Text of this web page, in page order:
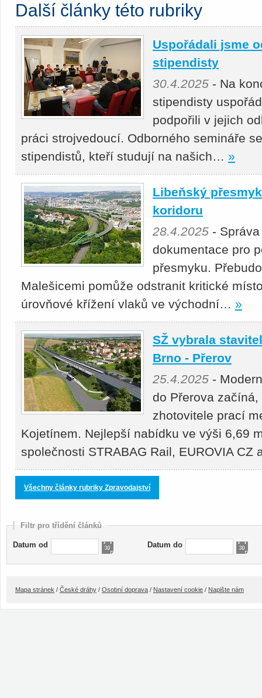
Další články této rubriky
Uspořádali jsme
stipendisty
30.4.2025 - Na
stipendisty
podpořili v jejich
práci strojvedoucí. Odborného semináře
stipendistů, kteří studují na našich… »
Libeňský
koridoru
28.4.2025 -
dokumentace pro
přesmyku.
Malešicemi pomůže odstranit kritické
úrovňové křížení vlaků ve východní… »
SŽ vybrala
Brno - Přerov
25.4.2025 -
do Přerova
zhotovitele prací
Kojetínem. Nejlepší nabídku ve výši 6,69
společnosti STRABAG Rail, EUROVIA
Všechny články rubriky Zpravodajství
Filtr pro třídění článků
Datum od Datum do
Mapa stránek / České dráhy / Osobní doprava / Nastavení cookie / Napište nám